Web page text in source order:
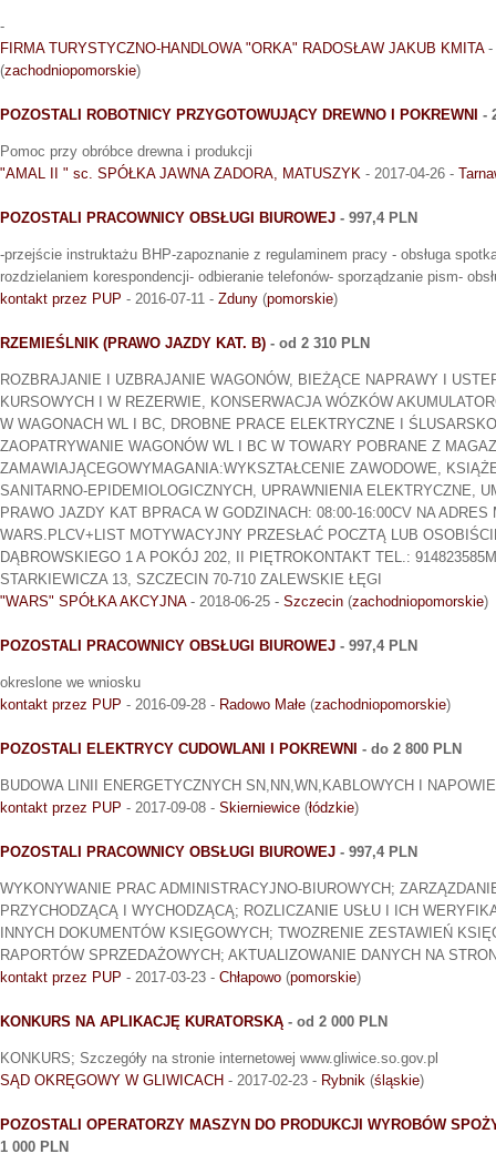
-
FIRMA TURYSTYCZNO-HANDLOWA "ORKA" RADOSŁAW JAKUB KMITA-
(zachodniopomorskie)
POZOSTALI ROBOTNICY PRZYGOTOWUJĄCY DREWNO I POKREWNI -
Pomoc przy obróbce drewna i produkcji
"AMAL II " sc. SPÓŁKA JAWNA ZADORA, MATUSZYK - 2017-04-26 -
POZOSTALI PRACOWNICY OBSŁUGI BIUROWEJ - 997,4 PLN
-przejście instruktażu BHP-zapoznanie z regulaminem pracy - obsługa
rozdzielaniem korespondencji- odbieranie telefonów- sporządzanie pism-
kontakt przez PUP - 2016-07-11 - Zduny (pomorskie)
RZEMIEŚLNIK (PRAWO JAZDY KAT. B) - od 2 310 PLN
ROZBRAJANIE I UZBRAJANIE WAGONÓW, BIEŻĄCE NAPRAWY I
KURSOWYCH I W REZERWIE, KONSERWACJA WÓZKÓW
W WAGONACH WL I BC, DROBNE PRACE ELEKTRYCZNE I
ZAOPATRYWANIE WAGONÓW WL I BC W TOWARY POBRANE Z
ZAMAWIAJĄCEGOWYMAGANIA:WYKSZTAŁCENIE ZAWODOWE,
SANITARNO-EPIDEMIOLOGICZNYCH, UPRAWNIENIA ELEKTRYCZNE,
PRAWO JAZDY KAT BPRACA W GODZINACH: 08:00-16:00CV NA ADRES
WARS.PLCV+LIST MOTYWACYJNY PRZESŁAĆ POCZTĄ LUB
DĄBROWSKIEGO 1 A POKÓJ 202, II PIĘTROKONTAKT TEL.:
STARKIEWICZA 13, SZCZECIN 70-710 ZALEWSKIE ŁĘGI
"WARS" SPÓŁKA AKCYJNA- 2018-06-25 - Szczecin (zachodniopomorskie)
POZOSTALI PRACOWNICY OBSŁUGI BIUROWEJ - 997,4 PLN
okreslone we wniosku
kontakt przez PUP - 2016-09-28 - Radowo Małe (zachodniopomorskie)
POZOSTALI ELEKTRYCY CUDOWLANI I POKREWNI - do 2 800 PLN
BUDOWA LINII ENERGETYCZNYCH SN,NN,WN,KABLOWYCH I
kontakt przez PUP - 2017-09-08 - Skierniewice (łódzkie)
POZOSTALI PRACOWNICY OBSŁUGI BIUROWEJ - 997,4 PLN
WYKONYWANIE PRAC ADMINISTRACYJNO-BIUROWYCH;
PRZYCHODZĄCĄ I WYCHODZĄCĄ; ROZLICZANIE USŁU I ICH
INNYCH DOKUMENTÓW KSIĘGOWYCH; TWOZRENIE ZESTAWIEŃ
RAPORTÓW SPRZEDAŻOWYCH; AKTUALIZOWANIE DANYCH NA
kontakt przez PUP - 2017-03-23 - Chłapowo (pomorskie)
KONKURS NA APLIKACJĘ KURATORSKĄ - od 2 000 PLN
KONKURS; Szczegóły na stronie internetowej www.gliwice.so.gov.pl
SĄD OKRĘGOWY W GLIWICACH - 2017-02-23 - Rybnik (śląskie)
POZOSTALI OPERATORZY MASZYN DO PRODUKCJI WYROBÓW
1 000 PLN